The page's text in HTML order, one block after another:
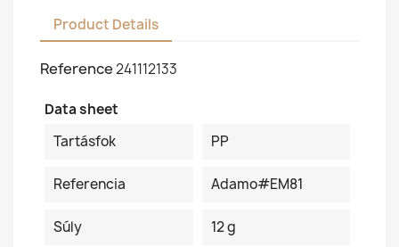
Product Details
Reference241112133
Data sheet
Tartásfok
PP
Referencia Adamo#EM81
Súly 12 g